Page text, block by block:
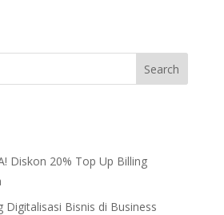
Diskon 20% Top Up Billing
Digitalisasi Bisnis di Business